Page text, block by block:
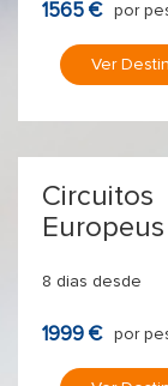
1565 € por
Ver
Circuitos
Europeus
8 dias desde
1999 € por